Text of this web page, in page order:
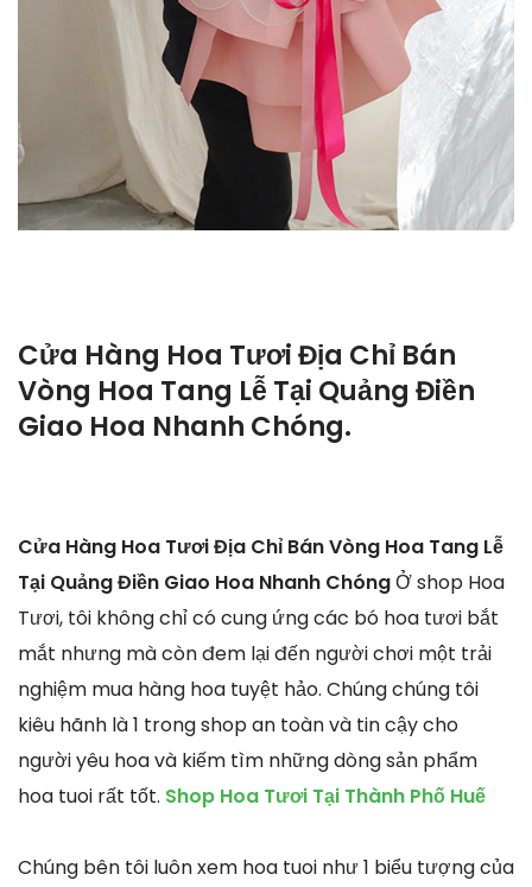
Cửa Hàng Hoa Tươi Địa Chỉ Bán
Vòng Hoa Tang Lễ Tại Quảng Điền
Giao Hoa Nhanh Chóng.
Cửa Hàng Hoa Tươi Địa Chỉ Bán Vòng Hoa Tang Lễ
Tại Quảng Điền Giao Hoa Nhanh ChóngỞ shop Hoa
Tươi, tôi không chỉ có cung ứng các bó hoa tươi bắt
mắt nhưng mà còn đem lại đến người chơi một trải
nghiệm mua hàng hoa tuyệt hảo. Chúng chúng tôi
kiêu hãnh là 1 trong shop an toàn và tin cậy cho
người yêu hoa và kiếm tìm những dòng sản phẩm
hoa tuoi rất tốt. Shop Hoa Tươi Tại Thành Phố Huế
Chúng bên tôi luôn xem hoa tuoi như 1 biểu tượng của